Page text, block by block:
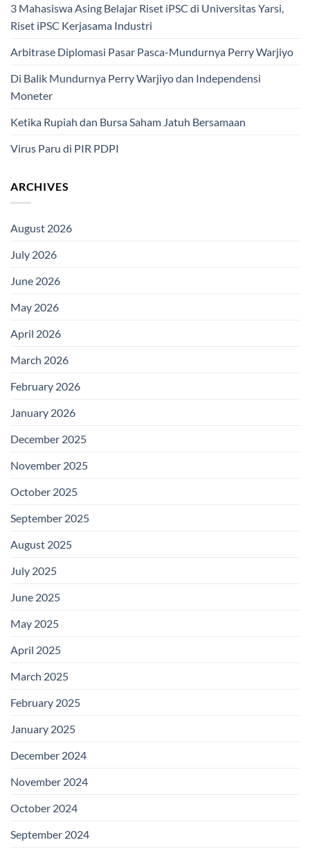
3 Mahasiswa Asing Belajar Riset iPSC di Universitas Yarsi,
Riset iPSC Kerjasama Industri
Arbitrase Diplomasi Pasar Pasca-Mundurnya Perry Warjiyo
Di Balik Mundurnya Perry Warjiyo dan Independensi
Moneter
Ketika Rupiah dan Bursa Saham Jatuh Bersamaan
Virus Paru di PIR PDPI
ARCHIVES
August 2026
July 2026
June 2026
May 2026
April 2026
March 2026
February 2026
January 2026
December 2025
November 2025
October 2025
September 2025
August 2025
July 2025
June 2025
May 2025
April 2025
March 2025
February 2025
January 2025
December 2024
November 2024
October 2024
September 2024